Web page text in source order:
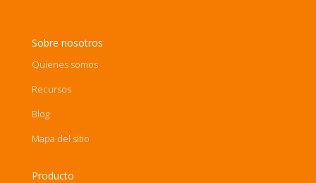
Sobre nosotros
Quienes somos
Recursos
Blog
Mapa del sitio
Producto